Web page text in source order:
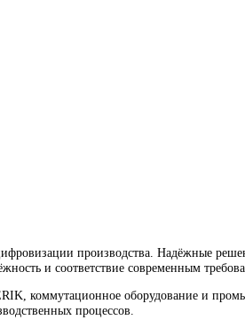
производства. Надёжные